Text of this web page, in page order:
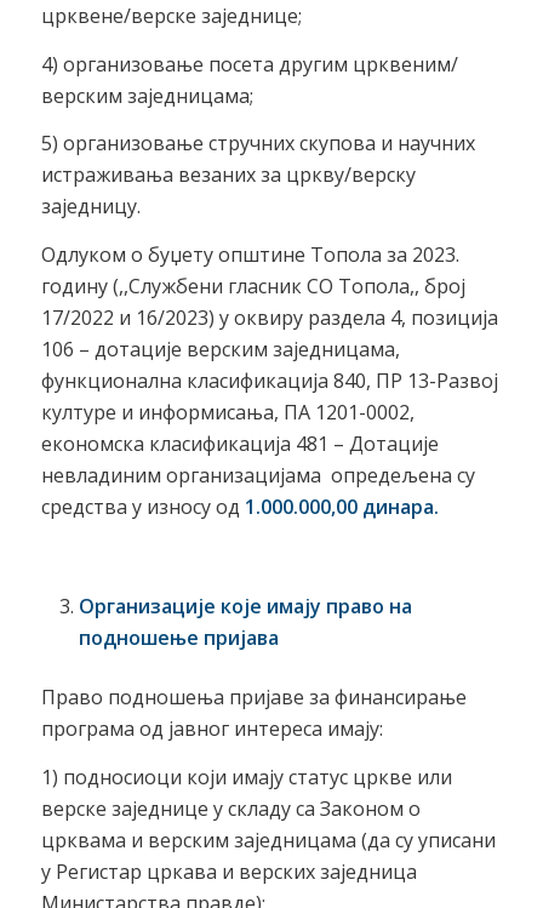
црквене/верске заједнице;
4) организовање посета другим црквеним/
верским заједницама;
5) организовање стручних скупова и научних
истраживања везаних за цркву/верску
заједницу.
Одлуком о буџету општине Топола за 2023.
годину (,,Службени гласник СО Топола,, број
17/2022 и 16/2023) у оквиру раздела 4, позиција
106 – дотације верским заједницама,
функционална класификација 840, ПР 13-Развој
културе и информисања, ПА 1201-0002,
економска класификација 481 – Дотације
невладиним организацијама опредељена су
средства у износу од 1.000.000,00 динара.
Организације које имају право на
подношење пријава
Право подношења пријаве за финансирање
програма од јавног интереса имају:
1) подносиоци који имају статус цркве или
верске заједнице у складу са Законом о
црквама и верским заједницама (да су уписани
у Регистар цркава и верских заједница
Министарства правде);